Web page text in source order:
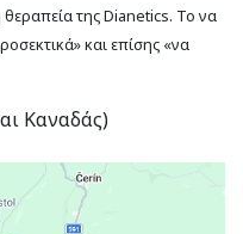
της Dianetics. Το να
και επίσης «να
Καναδάς)